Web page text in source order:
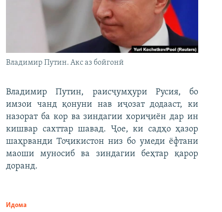
Владимир Путин. Акс аз бойгонӣ
Владимир Путин, раисҷумҳури Русия, бо
имзои чанд қонуни нав иҷозат додааст, ки
назорат ба кор ва зиндагии хориҷиён дар ин
кишвар сахттар шавад. Ҷое, ки садҳо ҳазор
шаҳрванди Тоҷикистон низ бо умеди ёфтани
маоши муносиб ва зиндагии беҳтар қарор
доранд.
Идома